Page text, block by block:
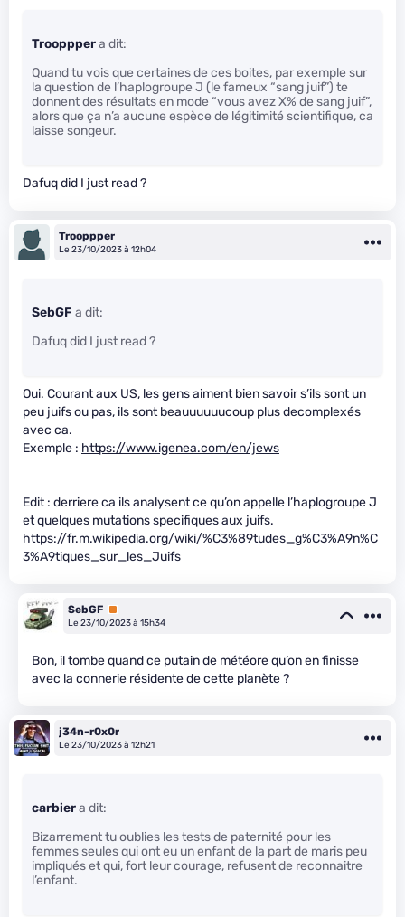
Troopppera dit:
Quand tu vois que certaines de ces boites, par exemple sur
la question de l’haplogroupe J (le fameux “sang juif”) te
donnent des résultats en mode “vous avez X% de sang juif”,
alors que ça n’a aucune espèce de légitimité scientifique, ca
laisse songeur.
Dafuq did I just read ?
Trooppper
Le 23/10/2023 à 12h04
SebGF a dit:
Dafuq did I just read ?
Oui. Courant aux US, les gens aiment bien savoir s’ils sont un
peu juifs ou pas, ils sont beauuuuuucoup plus decomplexés
avec ca.
Exemple : https://www.igenea.com/en/jews
Edit : derriere ca ils analysent ce qu’on appelle l’haplogroupe J
et quelques mutations specifiques aux juifs.
https://fr.m.wikipedia.org/wiki/%C3%89tudes_g%C3%A9n%C
3%A9tiques_sur_les_Juifs
SebGF Premium
Le 23/10/2023 à 15h34
Bon, il tombe quand ce putain de météore qu’on en finisse
avec la connerie résidente de cette planète ?
j34n-r0x0r
Le 23/10/2023 à 12h21
carbiera dit:
Bizarrement tu oublies les tests de paternité pour les
femmes seules qui ont eu un enfant de la part de maris peu
impliqués et qui, fort leur courage, refusent de reconnaitre
l’enfant.